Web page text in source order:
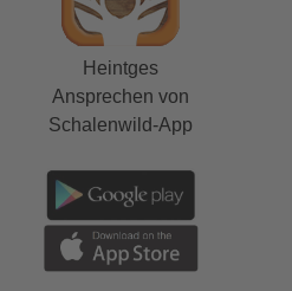
Heintges
Ansprechen von
Schalenwild-App